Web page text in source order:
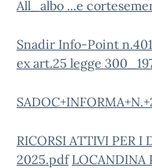
All_albo ...e
Snadir Info-Point
ex art.25 legge
RICORSI ATTIVI PER I
2025.pdf LOCANDINA